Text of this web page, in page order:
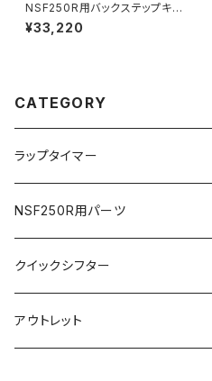
NSF250R用バックステップキッ
ト
¥33,220
CATEGORY
ラップタイマー
NSF250R用パーツ
クイックシフター
アウトレット